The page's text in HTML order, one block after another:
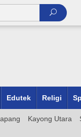
Edutek Religi
Kayong Utara